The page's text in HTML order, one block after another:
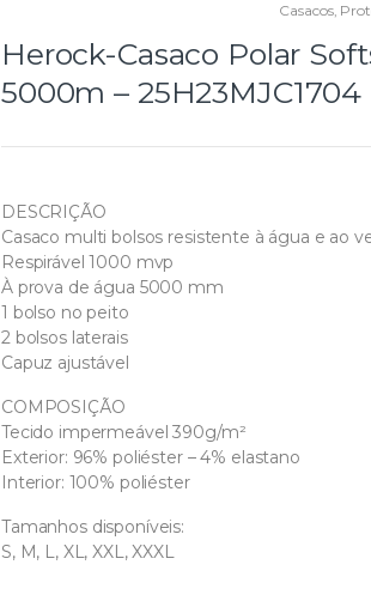
Casacos,
Herock-Casaco Polar
5000m – 25H23MJC1704
DESCRIÇÃO
Casaco multi bolsos resistente à água e ao
Respirável 1000 mvp
À prova de água 5000 mm
1 bolso no peito
2 bolsos laterais
Capuz ajustável
COMPOSIÇÃO
Tecido impermeável 390g/m²
Exterior: 96% poliéster – 4% elastano
Interior: 100% poliéster
Tamanhos disponíveis:
S, M, L, XL, XXL, XXXL